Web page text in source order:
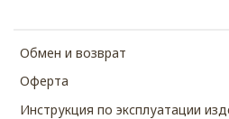
Обмен и возврат
Оферта
Инструкция по эксплуатации